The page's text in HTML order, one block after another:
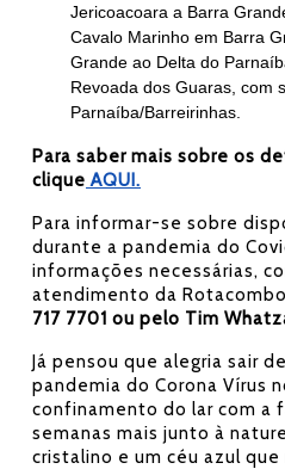
Jericoacoara a Barra
Cavalo Marinho em Barra
Grande ao Delta do
Revoada dos Guaras, com
Parnaíba/Barreirinhas.
Para saber mais sobre os
clique AQUI.
Para informar-se sobre
durante a pandemia do
informações necessárias,
atendimento da
717 7701 ou pelo Tim
Já pensou que alegria sair
pandemia do Corona Vírus
confinamento do lar com a
semanas mais junto à
cristalino e um céu azul que